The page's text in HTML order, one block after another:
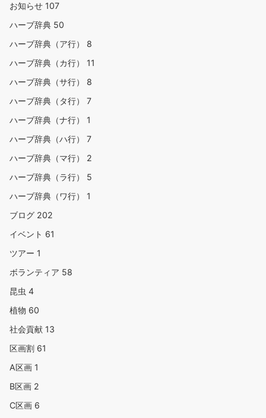
お知らせ 107
ハーブ辞典 50
ハーブ辞典（ア行） 8
ハーブ辞典（カ行） 11
ハーブ辞典（サ行） 8
ハーブ辞典（タ行） 7
ハーブ辞典（ナ行） 1
ハーブ辞典（ハ行） 7
ハーブ辞典（マ行） 2
ハーブ辞典（ラ行） 5
ハーブ辞典（ワ行） 1
ブログ 202
イベント 61
ツアー 1
ボランティア 58
昆虫 4
植物 60
社会貢献 13
区画割 61
A区画 1
B区画 2
C区画 6